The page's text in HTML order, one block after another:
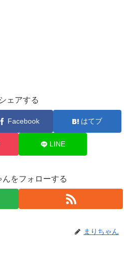
シェアする
Facebook はてブ
LINE
んをフォローする
まりちゃん